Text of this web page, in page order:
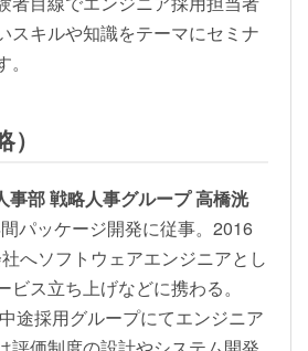
スキルや知識をテーマにセミナ
部 戦略人事グループ 高橋洸
パッケージ開発に従事。2016
へソフトウェアエンジニアとし
ビス立ち上げなどに携わる。
途採用グループにてエンジニア